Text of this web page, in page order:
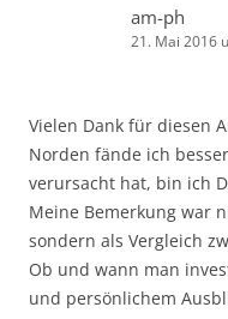
am-ph
21. Mai 2016
Vielen Dank für diesen
Norden fände ich
verursacht hat, bin ich
Meine Bemerkung war
sondern als Vergleich
Ob und wann man
und persönlichem